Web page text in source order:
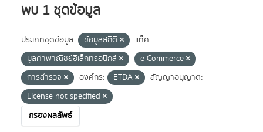
พบ 1 ชุดข้อมูล
ประเภทชุดข้อมูล: ข้อมูลสถิติ
แท็ค:
มูลค่าพาณิชย์อิเล็กทรอนิกส์
e-Commerce
การสำรวจ
องค์กร: ETDA
สัญญาอนุญาต:
License not specified
กรองผลลัพธ์